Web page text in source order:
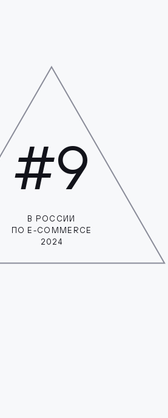
#9
В РОССИИ
ПО E-COMMERCE
2024